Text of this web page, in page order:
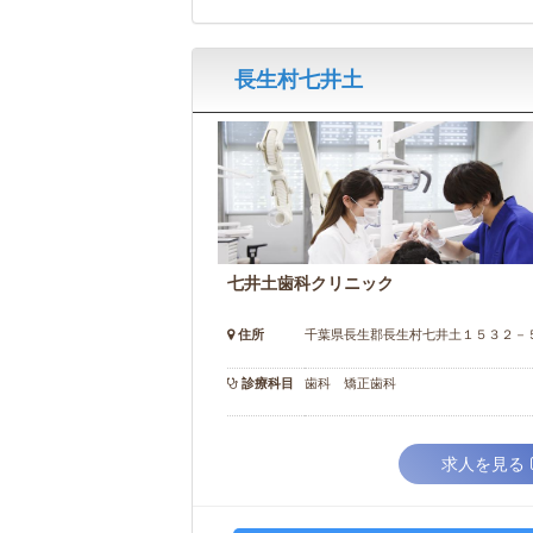
長生村七井土
七井土歯科クリニック
住所 千葉県長生郡長生村七井土１５３２－
診療科目 歯科 矯正歯科
求人を見る